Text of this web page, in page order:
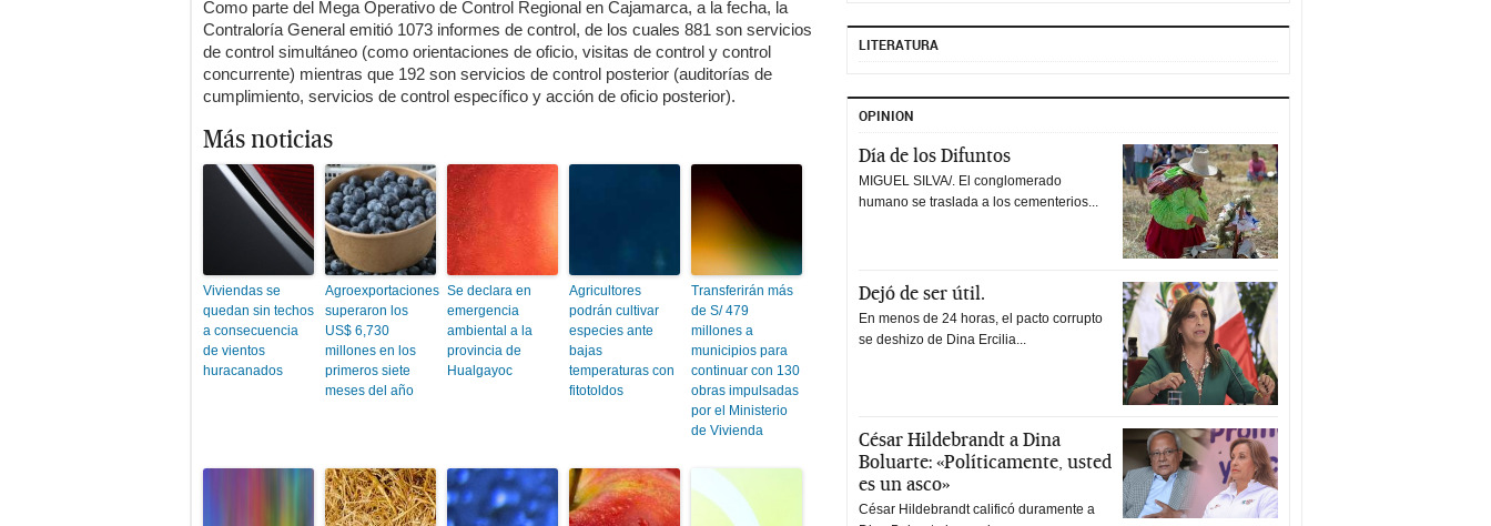
Como parte del Mega Operativo de Control Regional en Cajamarca, a la fecha, la
Contraloría General emitió 1073 informes de control, de los cuales 881 son servicios
de control simultáneo (como orientaciones de oficio, visitas de control y control
concurrente) mientras que 192 son servicios de control posterior (auditorías de
cumplimiento, servicios de control específico y acción de oficio posterior).
Más noticias
Viviendas se
quedan sin techos
a consecuencia
de vientos
huracanados
Agroexportaciones
superaron los
US$ 6,730
millones en los
primeros siete
meses del año
Se declara en
emergencia
ambiental a la
provincia de
Hualgayoc
Agricultores
podrán cultivar
especies ante
bajas
temperaturas con
fitotoldos
Transferirán más
de S/ 479
millones a
municipios para
continuar con 130
obras impulsadas
por el Ministerio
de Vivienda
LITERATURA
OPINION
Día de los Difuntos
MIGUEL SILVA/. El conglomerado
humano se traslada a los cementerios...
Dejó de ser útil.
En menos de 24 horas, el pacto corrupto
se deshizo de Dina Ercilia...
César Hildebrandt a Dina
Boluarte: «Políticamente, usted
es un asco»
César Hildebrandt calificó duramente a